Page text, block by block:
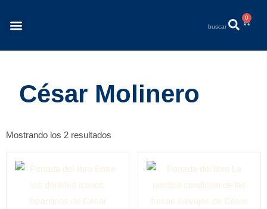
0
César Molinero
Mostrando los 2 resultados